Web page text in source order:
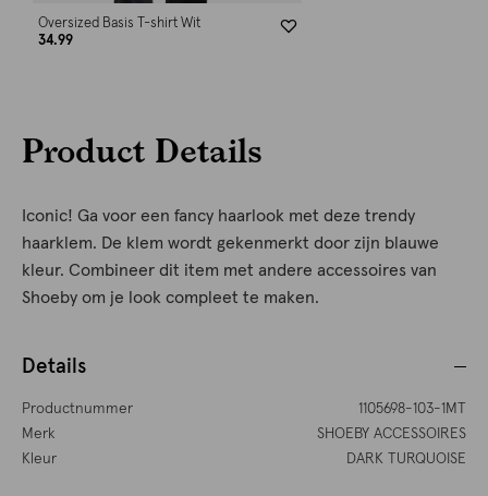
Oversized Basis T-shirt Wit
34.99
Product Details
Iconic! Ga voor een fancy haarlook met deze trendy
haarklem. De klem wordt gekenmerkt door zijn blauwe
kleur. Combineer dit item met andere accessoires van
Shoeby om je look compleet te maken.
Details
Productnummer
1105698-103-1MT
Merk
SHOEBY ACCESSOIRES
Kleur
DARK TURQUOISE